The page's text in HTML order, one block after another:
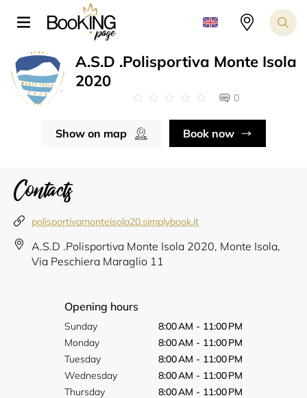
A.S.D .Polisportiva Monte Isola
2020
0
Show on map Book now
Contacts
polisportivamonteisola20.simplybook.it
A.S.D .Polisportiva Monte Isola 2020, Monte Isola,
Via Peschiera Maraglio 11
Opening hours
Sunday
8:00 AM - 11:00 PM
Monday
8:00 AM - 11:00 PM
Tuesday
8:00 AM - 11:00 PM
Wednesday
8:00 AM - 11:00 PM
Thursday
8:00 AM - 11:00 PM